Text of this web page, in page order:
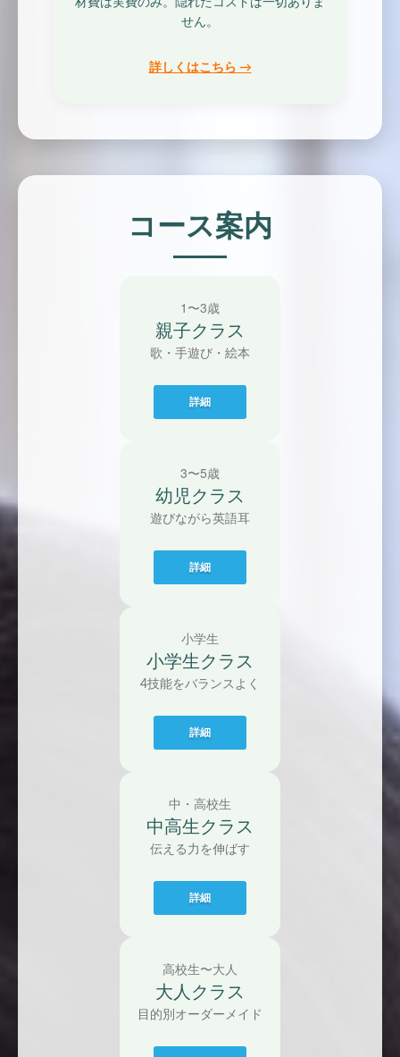
材費は実費のみ。隠れたコストは一切ありま
せん。
詳しくはこちら →
コース案内
1〜3歳
親子クラス
歌・手遊び・絵本
詳細
3〜5歳
幼児クラス
遊びながら英語耳
詳細
小学生
小学生クラス
4技能をバランスよく
詳細
中・高校生
中高生クラス
伝える力を伸ばす
詳細
高校生〜大人
大人クラス
目的別オーダーメイド